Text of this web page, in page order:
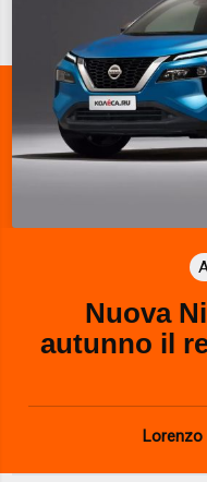
Nuova
autunno il
Lorenzo